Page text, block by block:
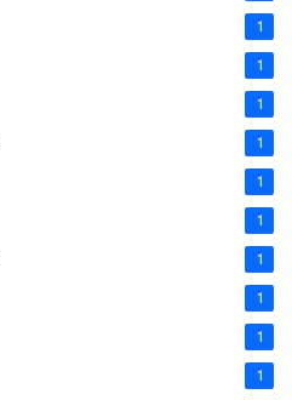
1
1
1
1
1
1
1
1
1
1